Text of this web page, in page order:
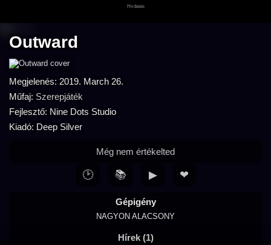
Outward
Megjelenés: 2019. March 26.
Műfaj: Szerepjáték
Fejlesztő: Nine Dots Studio
Kiadó: Deep Silver
Gépigény
NAGYON ALACSONY
Hírek (1)
Még nem értékelted
🕑 📚 ▶ ❤